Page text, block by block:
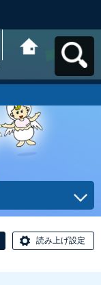
ラミラネットへ
読み上げ設定